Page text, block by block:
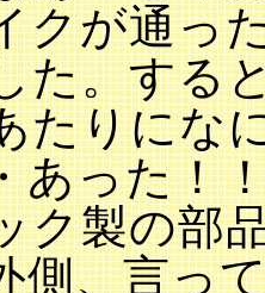
クが通っ
た。する
たりにな
あった！
ク製の部
側、言っ